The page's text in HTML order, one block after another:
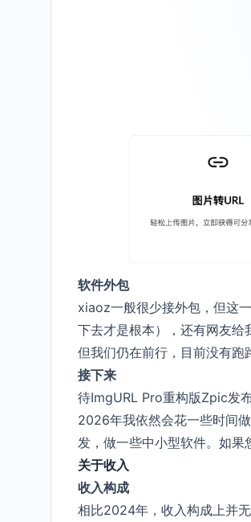
软件外包
xiaoz一般很少接外包，但这
下去才是根本），还有网友
但我们仍在前行，目前没有跑
接下来
待ImgURL Pro重构版Zpic发
2026年我依然会花一些时间
发，做一些中小型软件。如果
关于收入
收入构成
相比2024年，收入构成上并